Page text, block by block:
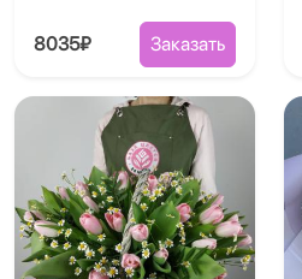
8035₽ Заказать